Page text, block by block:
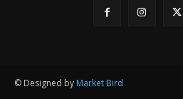
© Designed by Market Bird